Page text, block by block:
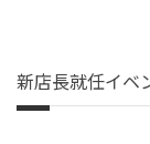
新店長就任イベ